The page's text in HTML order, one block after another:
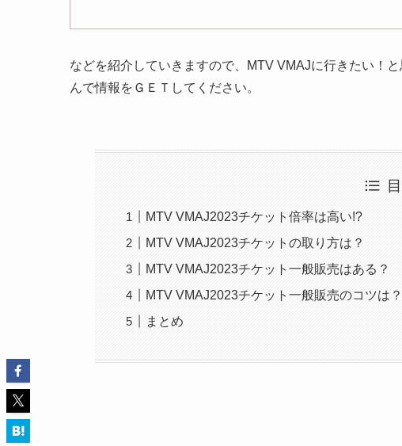
などを紹介していきますので、MTV VMAJに行きたい！
んで情報をＧＥＴしてください。
MTV VMAJ2023チケット倍率は高い!?
MTV VMAJ2023チケットの取り方は？
MTV VMAJ2023チケット一般販売はある？
MTV VMAJ2023チケット一般販売のコツは
まとめ